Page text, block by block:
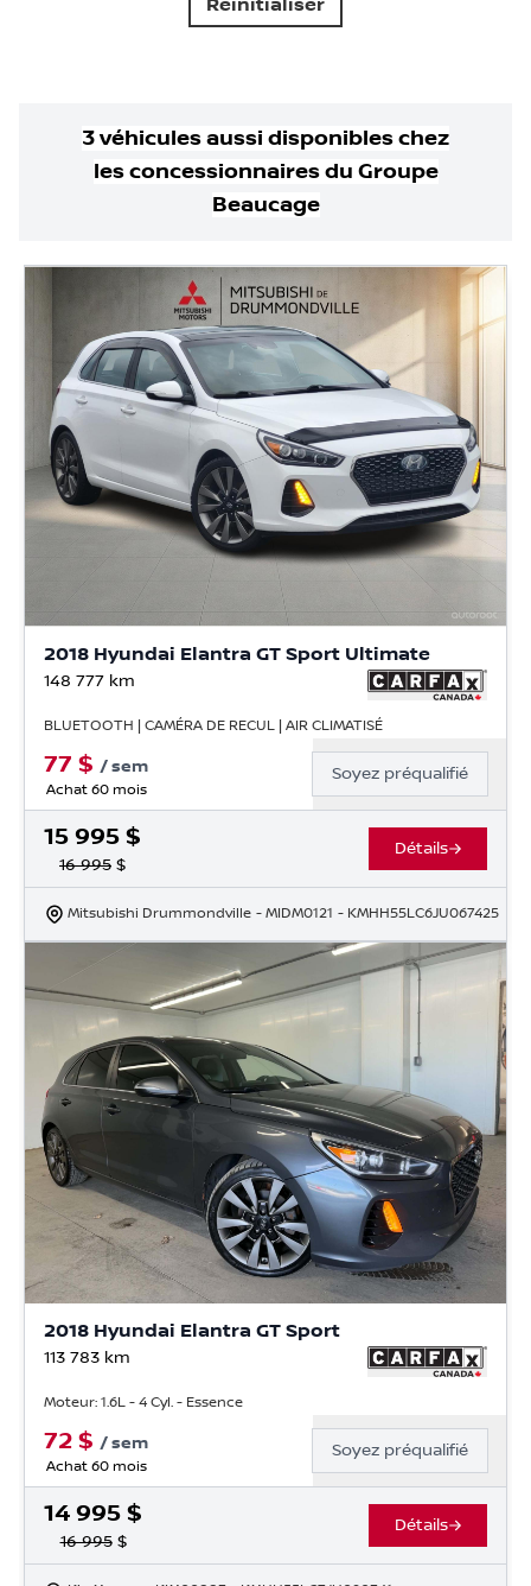
Réinitialiser
3véhiculesaussi disponibleschez
les concessionnaires du Groupe
Beaucage
2018 Hyundai Elantra GT Sport Ultimate
148 777 km
BLUETOOTH | CAMÉRA DE RECUL | AIR CLIMATISÉ
77 $ /sem
Achat 60 mois
Soyez préqualifié
15 995 $
16 995 $
Détails
Mitsubishi Drummondville - MIDM0121 - KMHH55LC6JU067425
2018 Hyundai Elantra GT Sport
113 783 km
Moteur: 1.6L - 4 Cyl. - Essence
72 $ /sem
Achat 60 mois
Soyez préqualifié
14 995 $
16 995$
Détails